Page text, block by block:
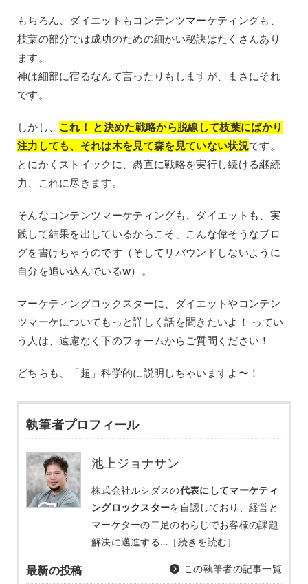
もちろん、ダイエットもコンテンツマーケティングも、
枝葉の部分では成功のための細かい秘訣はたくさんあり
ます。
神は細部に宿るなんて言ったりもしますが、まさにそれ
です。
しかし、 これ！ と決めた戦略から脱線して枝葉にばかり
注力しても、それは木を見て森を見ていない状況です。
とにかくストイックに、愚直に戦略を実行し続ける継続
力、これに尽きます。
そんなコンテンツマーケティングも、ダイエットも、実
践して結果を出しているからこそ、こんな偉そうなブロ
グを書けちゃうのです（そしてリバウンドしないように
自分を追い込んでいるw）。
マーケティングロックスターに、ダイエットやコンテン
ツマーケについてもっと詳しく話を聞きたいよ！ ってい
う人は、遠慮なく下のフォームからご質問ください！
どちらも、「超」科学的に説明しちゃいますよ〜！
執筆者プロフィール
池上ジョナサン
株式会社ルシダスの代表にしてマーケティ
ングロックスターを自認しており、経営と
マーケターの二足のわらじでお客様の課題
解決に邁進する… ［続きを読む］
最新の投稿 この執筆者の記事一覧